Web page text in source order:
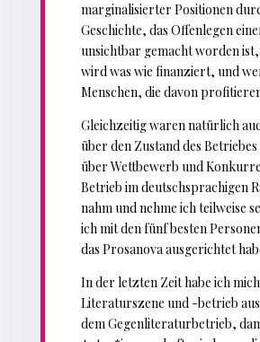
marginalisierter Positionen
Geschichte, das Offenlegen
unsichtbar gemacht worden
wird was wie finanziert, und
Menschen, die davon
Gleichzeitig waren natürlich
über den Zustand des
über Wettbewerb und
Betrieb im deutschsprachigen
nahm und nehme ich teilweise
ich mit den fünf besten
das Prosanova ausgerichtet
In der letzten Zeit habe ich
Literaturszene und -betrieb
dem Gegenliteraturbetrieb,